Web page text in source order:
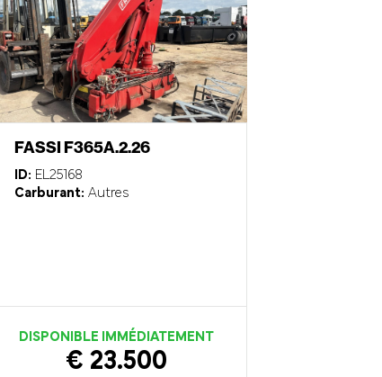
FASSI F365A.2.26
ID: EL25168
Carburant: Autres
DISPONIBLE IMMÉDIATEMENT
€ 23.500